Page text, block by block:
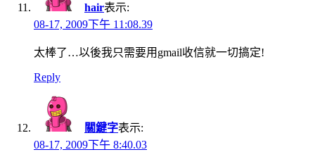
hair表示:
08-17, 2009下午 11:08.39
太棒了…以後我只需要用gmail收信就一切搞定!
Reply
關鍵字表示:
08-17, 2009下午 8:40.03